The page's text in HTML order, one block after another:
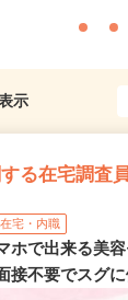
示
る在宅調査
在宅・内職
ホで出来る美
接不要でスグ